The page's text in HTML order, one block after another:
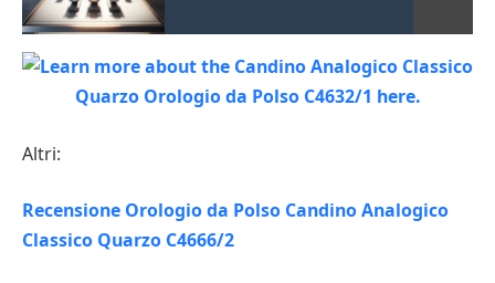
Altri:
Recensione Orologio da Polso Candino Analogico
Classico Quarzo C4666/2